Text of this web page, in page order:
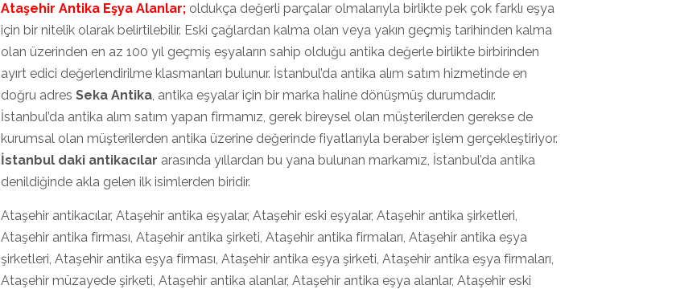
Ataşehir Antika Eşya Alanlar; oldukça değerli parçalar olmalarıyla birlikte pek çok farklı eşya
için bir nitelik olarak belirtilebilir. Eski çağlardan kalma olan veya yakın geçmiş tarihinden kalma
olan üzerinden en az 100 yıl geçmiş eşyaların sahip olduğu antika değerle birlikte birbirinden
ayırt edici değerlendirilme klasmanları bulunur. İstanbul’da antika alım satım hizmetinde en
doğru adres Seka Antika, antika eşyalar için bir marka haline dönüşmüş durumdadır.
İstanbul’da antika alım satım yapan firmamız, gerek bireysel olan müşterilerden gerekse de
kurumsal olan müşterilerden antika üzerine değerinde fiyatlarıyla beraber işlem gerçekleştiriyor.
İstanbul daki antikacılar arasında yıllardan bu yana bulunan markamız, İstanbul’da antika
denildiğinde akla gelen ilk isimlerden biridir.
Ataşehir antikacılar, Ataşehir antika eşyalar, Ataşehir eski eşyalar, Ataşehir antika şirketleri,
Ataşehir antika firması, Ataşehir antika şirketi, Ataşehir antika firmaları, Ataşehir antika eşya
şirketleri, Ataşehir antika eşya firması, Ataşehir antika eşya şirketi, Ataşehir antika eşya firmaları,
Ataşehir müzayede şirketi, Ataşehir antika alanlar, Ataşehir antika eşya alanlar, Ataşehir eski